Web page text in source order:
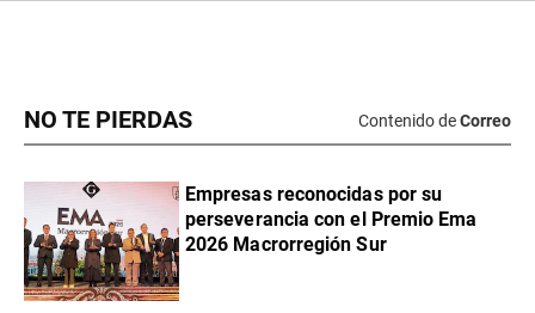
NO TE PIERDAS Contenido deCorreo
Empresas reconocidas por su
perseverancia con el Premio Ema
2026 Macrorregión Sur